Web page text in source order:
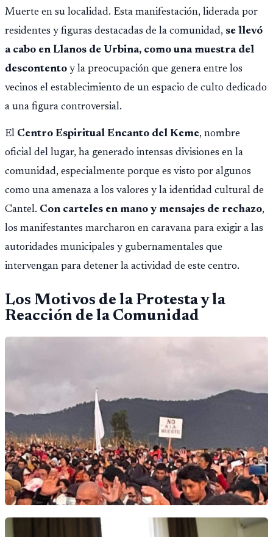
Muerte en su localidad. Esta manifestación, liderada por
residentes y figuras destacadas de la comunidad, se llevó
a cabo en Llanos de Urbina, como una muestra del
descontento y la preocupación que genera entre los
vecinos el establecimiento de un espacio de culto dedicado
a una figura controversial.
El Centro Espiritual Encanto del Keme, nombre
oficial del lugar, ha generado intensas divisiones en la
comunidad, especialmente porque es visto por algunos
como una amenaza a los valores y la identidad cultural de
Cantel. Con carteles en mano y mensajes de rechazo,
los manifestantes marcharon en caravana para exigir a las
autoridades municipales y gubernamentales que
intervengan para detener la actividad de este centro.
Los Motivos de la Protesta y la
Reacción de la Comunidad